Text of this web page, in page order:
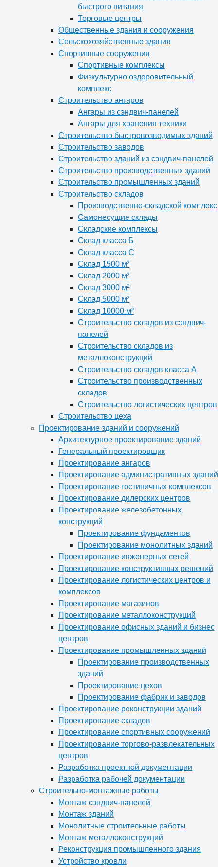
быстрого питания
Торговые центры
Общественные здания и сооружения
Сельскохозяйственные здания
Спортивные сооружения
Спортивные комплексы
Физкультурно оздоровительный
комплекс
Строительство ангаров
Ангары из сэндвич-панелей
Ангары для хранения техники
Строительство быстровозводимых зданий
Строительство заводов
Строительство зданий из сэндвич-панелей
Строительство производственных зданий
Строительство промышленных зданий
Строительство складов
Производственно-складской комплекс
Самонесущие склады
Складские комплексы
Склад класса Б
Склад класса С
Склад 1500 м²
Склад 2000 м²
Склад 3000 м²
Склад 5000 м²
Склад 10000 м²
Строительство складов из сэндвич-
панелей
Строительство складов из
металлоконструкций
Строительство складов класса А
Строительство производственных
складов
Строительство логистических центров
Строительство цеха
Проектирование зданий и сооружений
Архитектурное проектирование зданий
Генеральный проектировщик
Проектирование ангаров
Проектирование административных зданий
Проектирование гостиничных комплексов
Проектирование дилерских центров
Проектирование железобетонных
конструкций
Проектирование фундаментов
Проектирование монолитных зданий
Проектирование инженерных сетей
Проектирование конструктивных решений
Проектирование логистических центров и
комплексов
Проектирование магазинов
Проектирование металлоконструкций
Проектирование офисных зданий и бизнес
центров
Проектирование промышленных зданий
Проектирование производственных
зданий
Проектирование цехов
Проектирование фабрик и заводов
Проектирование реконструкции зданий
Проектирование складов
Проектирование спортивных сооружений
Проектирование торгово-развлекательных
центров
Разработка проектной документации
Разработка рабочей документации
Строительно-монтажные работы
Монтаж сэндвич-панелей
Монтаж зданий
Монолитные строительные работы
Монтаж металлоконструкций
Реконструкция промышленного здания
Устройство кровли